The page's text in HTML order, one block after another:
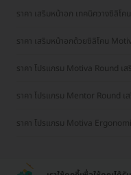
ราคา เสริมหน้าอก เทคนิควางซิลิโ
ราคา เสริมหน้าอกด้วยซิลิโคน
ราคา โปรแกรม Motiva Round เ
1 คืน (ราคาทดลองทำครั้งแรก)
ราคา โปรแกรม Mentor Round
1 คืน (ราคาทดลองทำครั้งแรก)
ราคา โปรแกรม Motiva